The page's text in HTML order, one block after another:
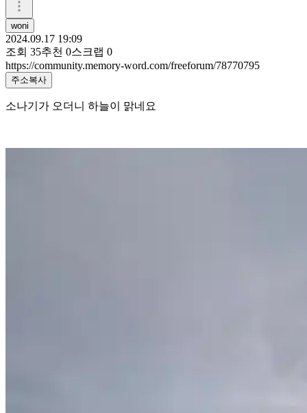
woni
2024.09.17 19:09
조회 35추천 0스크랩 0
https://community.memory-word.com/freeforum/78770795
주소복사
소나기가 오더니 하늘이 맑네요